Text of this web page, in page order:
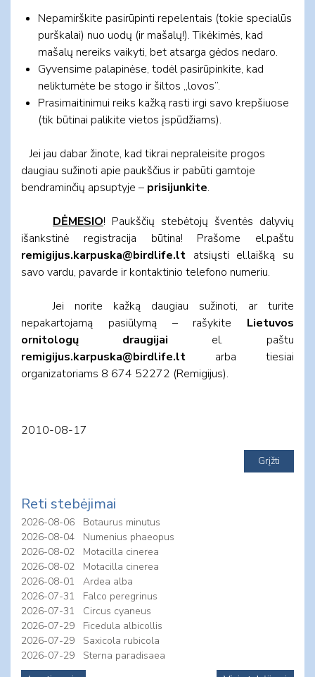
Nepamirškite pasirūpinti repelentais (tokie specialūs
purškalai) nuo uodų (ir mašalų!). Tikėkimės, kad
mašalų nereiks vaikyti, bet atsarga gėdos nedaro.
Gyvensime palapinėse, todėl pasirūpinkite, kad
neliktumėte be stogo ir šiltos „lovos”.
Prasimaitinimui reiks kažką rasti irgi savo krepšiuose
(tik būtinai palikite vietos įspūdžiams).
Jei jau dabar žinote, kad tikrai nepraleisite progos
daugiau sužinoti apie paukščius ir pabūti gamtoje
bendraminčių apsuptyje – prisijunkite.
DĖMESIO! Paukščių stebėtojų šventės dalyvių
išankstinė registracija būtina! Prašome el.paštu
remigijus.karpuska@birdlife.lt atsiųsti el.laišką su
savo vardu, pavarde ir kontaktinio telefono numeriu.
Jei norite kažką daugiau sužinoti, ar turite
nepakartojamą pasiūlymą – rašykite Lietuvos
ornitologų draugijai el. paštu
remigijus.karpuska@birdlife.lt
arba tiesiai
organizatoriams 8 674 52272 (Remigijus).
2010-08-17
Reti stebėjimai
2026-08-06
Botaurus minutus
2026-08-04
Numenius phaeopus
2026-08-02
Motacilla cinerea
2026-08-02
Motacilla cinerea
2026-08-01
Ardea alba
2026-07-31
Falco peregrinus
2026-07-31
Circus cyaneus
2026-07-29
Ficedula albicollis
2026-07-29
Saxicola rubicola
2026-07-29
Sterna paradisaea